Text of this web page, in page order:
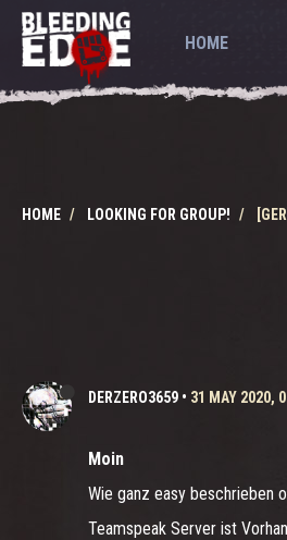
HOME
HOME LOOKING FOR GROUP!
DERZERO3659 • 31 MAY 2020,
Moin
Wie ganz easy beschrieben
Teamspeak Server ist